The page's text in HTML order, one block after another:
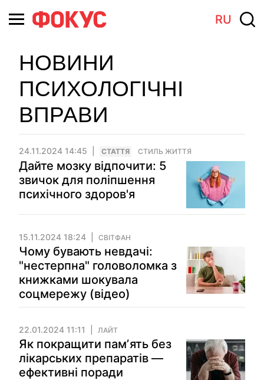
RU
НОВИНИ
ПСИХОЛОГІЧНІ
ВПРАВИ
24.11.2024 14:45 СТАТТЯ СТИЛЬ ЖИТТЯ
Дайте мозку відпочити: 5
звичок для поліпшення
психічного здоров'я
15.11.2024 18:24 СВІТФАН
Чому бувають невдачі:
"нестерпна" головоломка з
книжками шокувала
соцмережу (відео)
22.01.2024 11:11 ЛАЙТ
Як покращити памʼять без
лікарських препаратів —
ефективні поради